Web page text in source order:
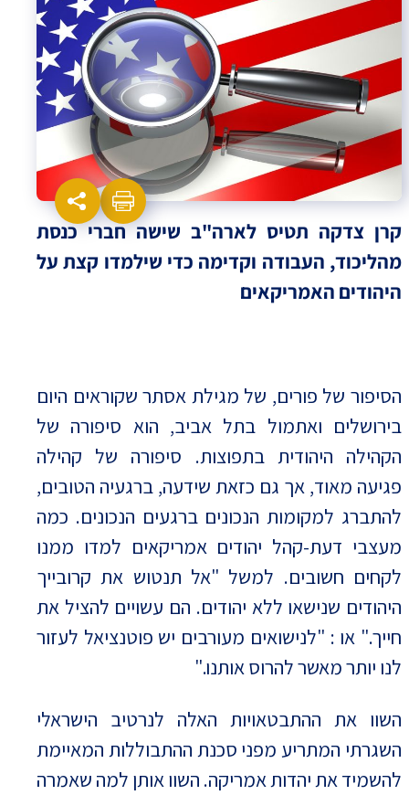
קרן צדקה תטיס לארה"ב שישה חברי כנסת
מהליכוד, העבודה וקדימה כדי שילמדו קצת על
היהודים האמריקאים
הסיפור של פורים, של מגילת אסתר שקוראים היום
בירושלים ואתמול בתל אביב, הוא סיפורה של
הקהילה היהודית בתפוצות. סיפורה של קהילה
פגיעה מאוד, אך גם כזאת שידעה, ברגעיה הטובים,
להתברג למקומות הנכונים ברגעים הנכונים. כמה
מעצבי דעת-קהל יהודים אמריקאים למדו ממנו
לקחים חשובים. למשל "אל תנטוש את קרובייך
היהודים שנישאו ללא יהודים. הם עשויים להציל את
חייך." או : "לנישואים מעורבים יש פוטנציאל לעזור
לנו יותר מאשר להרוס אותנו."
השוו את ההתבטאויות האלה לנרטיב הישראלי
השגרתי המתריע מפני סכנת ההתבוללות המאיימת
להשמיד את יהדות אמריקה. השוו אותן למה שאמרה